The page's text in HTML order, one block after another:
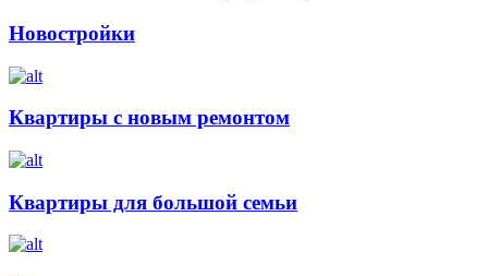
Новостройки
Квартиры с новым ремонтом
Квартиры для большой семьи